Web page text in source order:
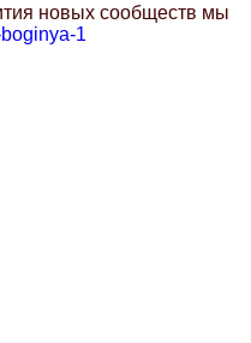
новых сообществ мы